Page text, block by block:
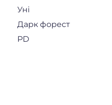
Уні
Дарк форест
PD